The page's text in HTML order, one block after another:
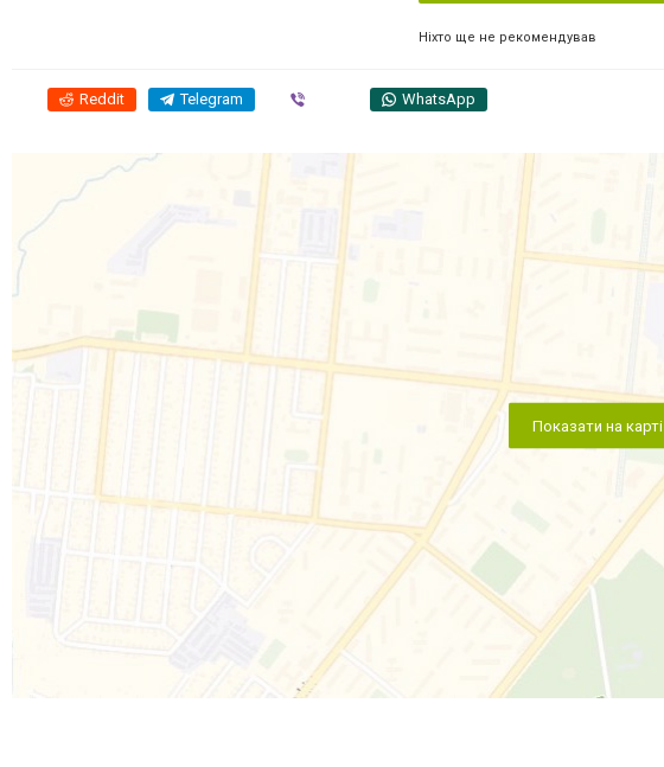
Ніхто ще не рекомендував
Reddit Telegram WhatsApp
Показати на карті